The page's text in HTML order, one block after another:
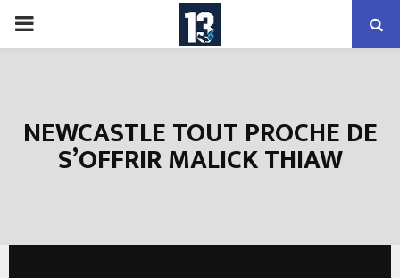
PRIMARY
NEWCASTLE TOUT PROCHE DE
S’OFFRIR MALICK THIAW